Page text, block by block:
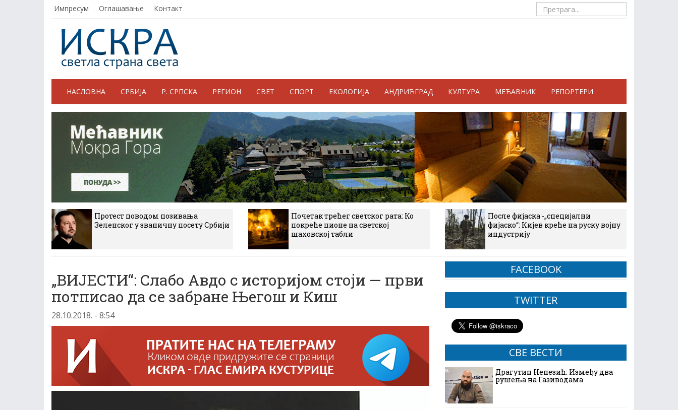
Импресум Оглашавање Контакт
НАСЛОВНА СРБИЈА Р. СРПСКА РЕГИОН СВЕТ СПОРТ ЕКОЛОГИЈА АНДРИЋГРАД КУЛТУРА МЕЋАВНИК РЕПОРТЕРИ
Протест поводом позивања
Зеленског у званичну посету Србији
Почетак трећег светског рата: Ко
покреће пионе на светској
шаховској табли
После фијаска -„специјални
фијаско“: Кијев креће на руску војну
индустрију
„ВИЈЕСТИ“: Слабо Авдо с историјом стоји — први
потписао да се забране Његош и Киш
28.10.2018. - 8:54
FACEBOOK
TWITTER
СВЕ ВЕСТИ
Драгутин Ненезић: Између два
рушења на Газиводама